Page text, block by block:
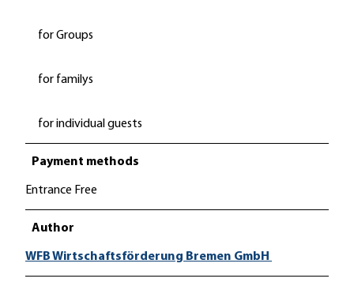
for Groups
for familys
for individual guests
Payment methods
Entrance Free
Author
WFB Wirtschaftsförderung Bremen GmbH